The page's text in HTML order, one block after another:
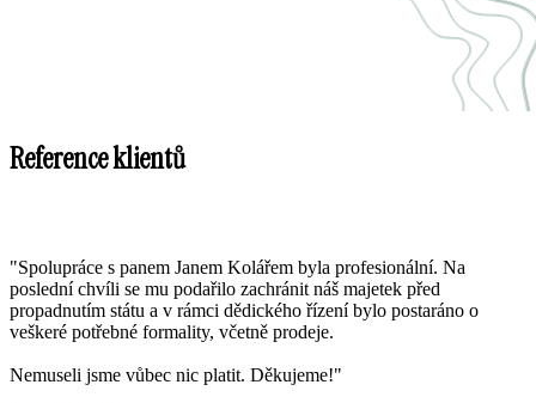
Reference klientů
"Spolupráce s panem Janem Kolářem byla profesionální. Na
poslední chvíli se mu podařilo zachránit náš majetek před
propadnutím státu a v rámci dědického řízení bylo postaráno o
veškeré potřebné formality, včetně prodeje.
Nemuseli jsme vůbec nic platit. Děkujeme!"